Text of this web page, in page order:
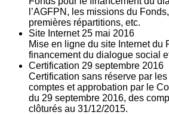
l’AGFPN, les missions du
premières répartitions, etc.
Site Internet 25 mai 2016
Mise en ligne du site Internet du
financement du dialogue social
Certification 29 septembre 2016
Certification sans réserve par
comptes et approbation par le
du 29 septembre 2016, des
clôturés au 31/12/2015.